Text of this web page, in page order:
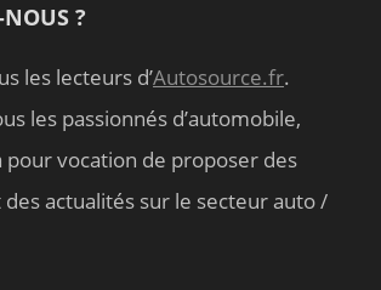
?
les lecteurs d’Autosource.fr.
les passionnés d’automobile,
vocation de proposer des
actualités sur le secteur auto /